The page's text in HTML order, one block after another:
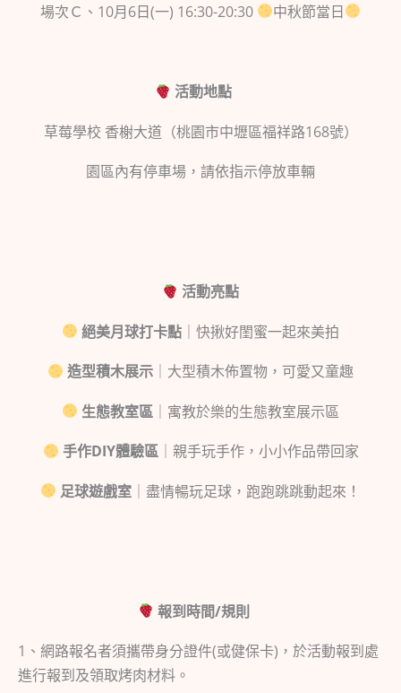
場次Ｃ、10月6日(一) 16:30-20:30
中秋節當日
活動地點
草莓學校 香榭大道（桃園市中壢區福祥路168號）
園區內有停車場，請依指示停放車輛
活動亮點
絕美月球打卡點 ｜快揪好閨蜜一起來美拍
造型積木展示 ｜大型積木佈置物，可愛又童趣
生態教室區 ｜寓教於樂的生態教室展示區
手作DIY體驗區｜親手玩手作，小小作品帶回家
足球遊戲室 ｜盡情暢玩足球，跑跑跳跳動起來！
報到時間/規則
1、網路報名者須攜帶身分證件(或健保卡)，於活動報到處
進行報到及領取烤肉材料。